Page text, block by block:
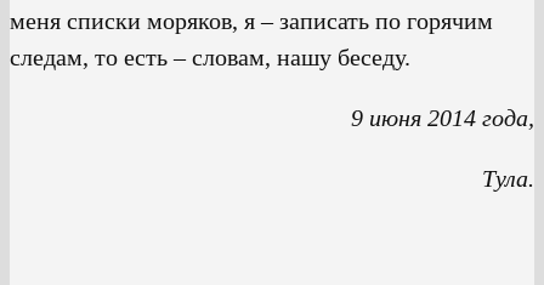
меня списки моряков, я – записать по горячим
следам, то есть – словам, нашу беседу.
9 июня 2014 года,
Тула.